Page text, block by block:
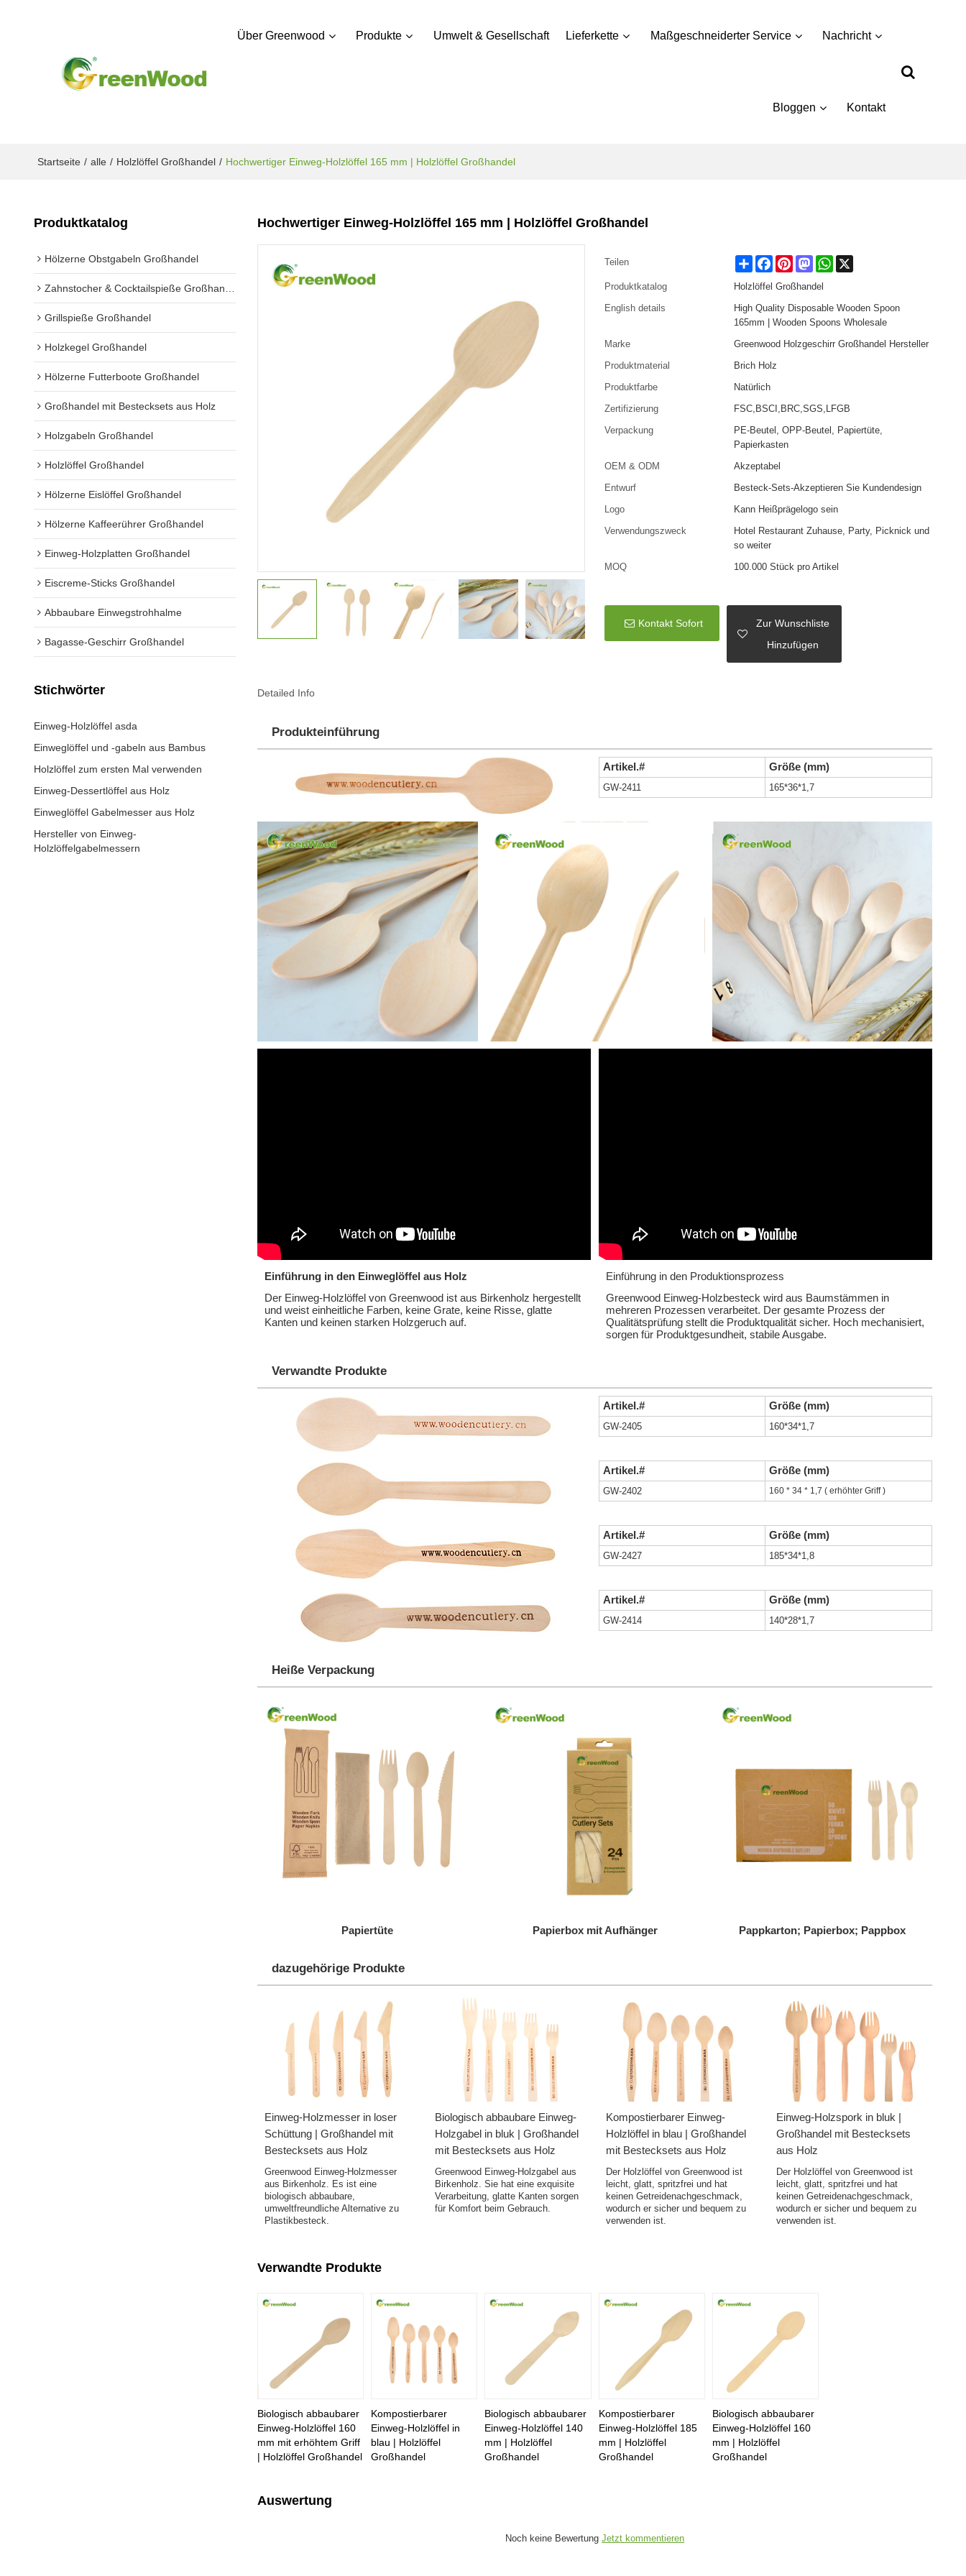
Über Greenwood Produkte Umwelt & Gesellschaft Lieferkette Maßgeschneiderter Service Nachricht
Bloggen Kontakt
Startseite / alle / Holzlöffel Großhandel / Hochwertiger Einweg-Holzlöffel 165 mm | Holzlöffel Großhandel
Produktkatalog
Hölzerne Obstgabeln Großhandel
Zahnstocher & Cocktailspieße Großhandel
Grillspieße Großhandel
Holzkegel Großhandel
Hölzerne Futterboote Großhandel
Großhandel mit Bestecksets aus Holz
Holzgabeln Großhandel
Holzlöffel Großhandel
Hölzerne Eislöffel Großhandel
Hölzerne Kaffeerührer Großhandel
Einweg-Holzplatten Großhandel
Eiscreme-Sticks Großhandel
Abbaubare Einwegstrohhalme
Bagasse-Geschirr Großhandel
Stichwörter
Einweg-Holzlöffel asda
Einweglöffel und -gabeln aus Bambus
Holzlöffel zum ersten Mal verwenden
Einweg-Dessertlöffel aus Holz
Einweglöffel Gabelmesser aus Holz
Hersteller von Einweg-
Holzlöffelgabelmessern
Hochwertiger Einweg-Holzlöffel 165 mm | Holzlöffel Großhandel
Teilen ShareFacebook
PinterestMastodon
WhatsApp
X
Produktkatalog
Holzlöffel Großhandel
English details
High Quality Disposable Wooden Spoon
165mm | Wooden Spoons Wholesale
Marke
Greenwood Holzgeschirr Großhandel Hersteller
Produktmaterial
Brich Holz
Produktfarbe
Natürlich
Zertifizierung
FSC,BSCI,BRC,SGS,LFGB
Verpackung
PE-Beutel, OPP-Beutel, Papiertüte,
Papierkasten
OEM & ODM
Akzeptabel
Entwurf
Besteck-Sets-Akzeptieren Sie Kundendesign
Logo
Kann Heißprägelogo sein
Verwendungszweck
Hotel Restaurant Zuhause, Party, Picknick und
so weiter
MOQ
100.000 Stück pro Artikel
Kontakt Sofort
Zur Wunschliste
Hinzufügen
Detailed Info
Produkteinführung
Artikel.# Größe (mm)
GW-2411 165*36*1,7
Einführung in den Einweglöffel aus Holz
Der Einweg-Holzlöffel von Greenwood ist aus Birkenholz hergestellt
und weist einheitliche Farben, keine Grate, keine Risse, glatte
Kanten und keinen starken Holzgeruch auf.
Einführung in den Produktionsprozess
Greenwood Einweg-Holzbesteck wird aus Baumstämmen in
mehreren Prozessen verarbeitet. Der gesamte Prozess der
Qualitätsprüfung stellt die Produktqualität sicher. Hoch mechanisiert,
sorgen für Produktgesundheit, stabile Ausgabe.
Verwandte Produkte
Artikel.# Größe (mm)
GW-2405 160*34*1,7
Artikel.# Größe (mm)
GW-2402 160 * 34 * 1,7 ( erhöhter Griff)
Artikel.# Größe (mm)
GW-2427 185*34*1,8
Artikel.# Größe (mm)
GW-2414 140*28*1,7
Heiße Verpackung
Papiertüte Papierbox mit Aufhänger Pappkarton; Papierbox; Pappbox
dazugehörige Produkte
Einweg-Holzmesser in loser
Schüttung | Großhandel mit
Bestecksets aus Holz
Greenwood Einweg-Holzmesser
aus Birkenholz. Es ist eine
biologisch abbaubare,
umweltfreundliche Alternative zu
Plastikbesteck.
Biologisch abbaubare Einweg-
Holzgabel in bluk | Großhandel
mit Bestecksets aus Holz
Greenwood Einweg-Holzgabel aus
Birkenholz. Sie hat eine exquisite
Verarbeitung, glatte Kanten sorgen
für Komfort beim Gebrauch.
Kompostierbarer Einweg-
Holzlöffel in blau | Großhandel
mit Bestecksets aus Holz
Der Holzlöffel von Greenwood ist
leicht, glatt, spritzfrei und hat
keinen Getreidenachgeschmack,
wodurch er sicher und bequem zu
verwenden ist.
Einweg-Holzspork in bluk |
Großhandel mit Bestecksets
aus Holz
Der Holzlöffel von Greenwood ist
leicht, glatt, spritzfrei und hat
keinen Getreidenachgeschmack,
wodurch er sicher und bequem zu
verwenden ist.
Verwandte Produkte
Biologisch abbaubarer
Einweg-Holzlöffel 160
mm mit erhöhtem Griff
| Holzlöffel Großhandel
Kompostierbarer
Einweg-Holzlöffel in
blau | Holzlöffel
Großhandel
Biologisch abbaubarer
Einweg-Holzlöffel 140
mm | Holzlöffel
Großhandel
Kompostierbarer
Einweg-Holzlöffel 185
mm | Holzlöffel
Großhandel
Biologisch abbaubarer
Einweg-Holzlöffel 160
mm | Holzlöffel
Großhandel
Auswertung
Noch keine BewertungJetzt kommentieren